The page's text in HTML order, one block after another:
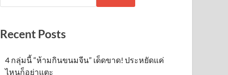
Recent Posts
4 กลุ่มนี้ “ห้ามกินขนมจีน” เด็ดขาด! ประหยัดแค่
ไหนก็อย่าแตะ